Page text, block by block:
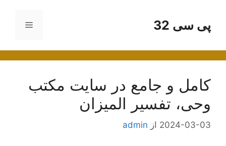
محتواپی سی 32 فهرست
کامل و جامع در سایت مکتب
وحی، تفسیر المیزان
2024-03-03 از admin